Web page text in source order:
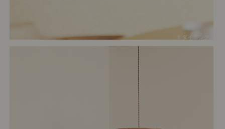
# ダイニング